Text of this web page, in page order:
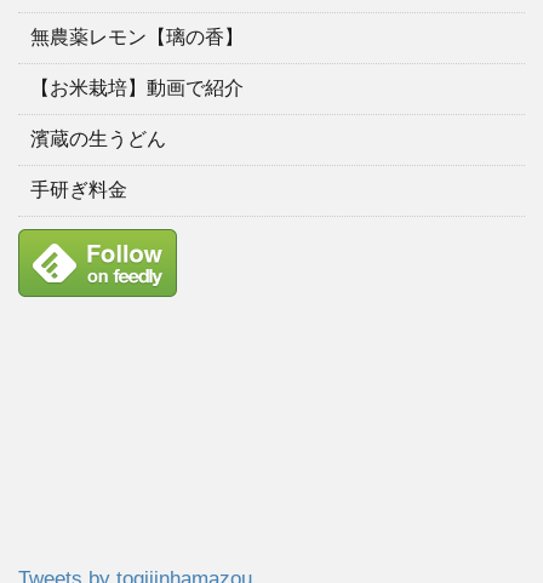
無農薬レモン【璃の香】
【お米栽培】動画で紹介
濱蔵の生うどん
手研ぎ料金